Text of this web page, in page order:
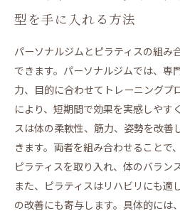
型を手に入れる方法
パーソナルジムとピラティスの組み
できます。パーソナルジムでは、専
力、目的に合わせてトレーニングプ
により、短期間で効果を実感しやす
スは体の柔軟性、筋力、姿勢を改善
きます。両者を組み合わせることで
ピラティスを取り入れ、体のバラン
また、ピラティスはリハビリにも適
の改善にも寄与します。具体的には